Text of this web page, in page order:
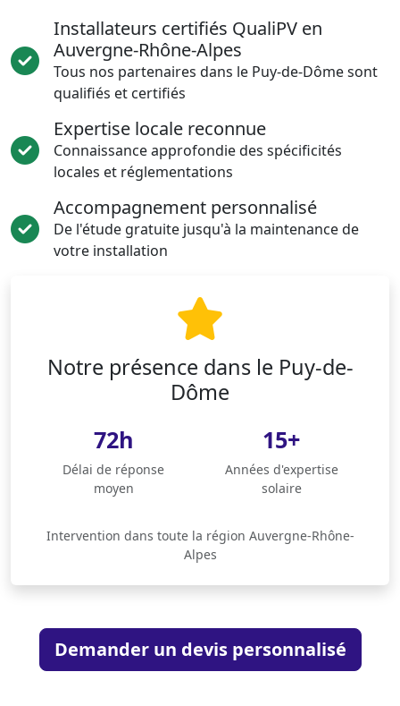
Installateurs certifiés QualiPV en
Auvergne-Rhône-Alpes
Tous nos partenaires dans le Puy-de-Dôme sont
qualifiés et certifiés
Expertise locale reconnue
Connaissance approfondie des spécificités
locales et réglementations
Accompagnement personnalisé
De l'étude gratuite jusqu'à la maintenance de
votre installation
Notre présence dans le Puy-de-
Dôme
72h
Délai de réponse
moyen
15+
Années d'expertise
solaire
Intervention dans toute la région Auvergne-Rhône-
Alpes
Demander un devis personnalisé